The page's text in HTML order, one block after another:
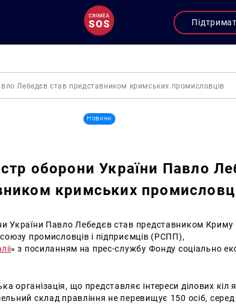
Лебедєв став представником кримських промисловців
Новини
оборони України Павло
кримських
України Павло Лебедєв став представником Криму
союзу промисловців і підприємців (РСПП),
»з посиланням на прес-службу Фонду соціально
організація, що представляє інтереси ділових кіл
склад правління не перевищує 150 осіб,